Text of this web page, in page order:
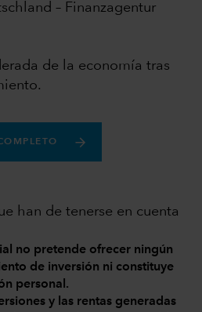
– Finanzagentur
de la economía tras
han de tenerse en cuenta
no pretende ofrecer ningún
de inversión ni constituye
personal.
y las rentas generadas